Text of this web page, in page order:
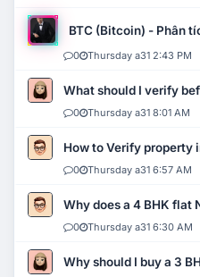
BTC (Bitcoin) - Phân
0 Thursday a31 2:43 PM
What should I verify
0 Thursday a31 8:01 AM
How to Verify property
0 Thursday a31 6:57 AM
Why does a 4 BHK flat
0 Thursday a31 6:30 AM
Why should I buy a 3